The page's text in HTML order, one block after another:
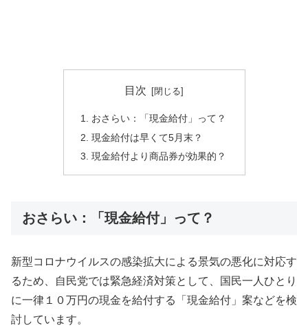
目次
おさらい：「現金給付」って？
現金給付は早くて5月末？
現金給付より商品券が効果的？
おさらい：「現金給付」って？
新型コロナウイルスの感染拡大による景気の悪化に対応す
るため、自民党では緊急経済対策として、国民一人ひとり
に一律１０万円の現金を給付する「現金給付」案などを検
討しています。